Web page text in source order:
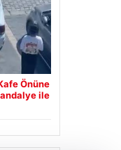
Önüne
ile